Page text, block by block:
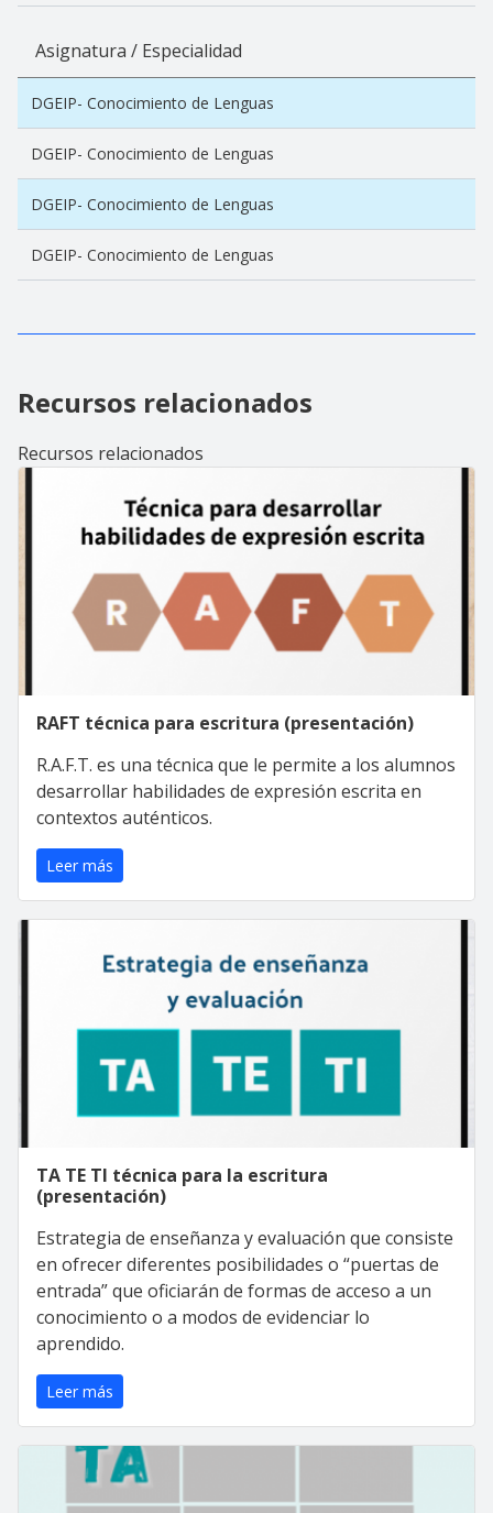
Asignatura / Especialidad
DGEIP- Conocimiento de Lenguas
DGEIP- Conocimiento de Lenguas
DGEIP- Conocimiento de Lenguas
DGEIP- Conocimiento de Lenguas
Recursos relacionados
Recursos relacionados
RAFT técnica para escritura (presentación)
R.A.F.T. es una técnica que le permite a los alumnos
desarrollar habilidades de expresión escrita en
contextos auténticos.
Leer más
TA TE TI técnica para la escritura
(presentación)
Estrategia de enseñanza y evaluación que consiste
en ofrecer diferentes posibilidades o “puertas de
entrada” que oficiarán de formas de acceso a un
conocimiento o a modos de evidenciar lo
aprendido.
Leer más